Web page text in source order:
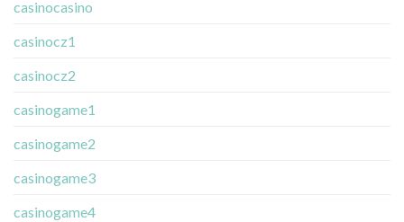
casinocasino
casinocz1
casinocz2
casinogame1
casinogame2
casinogame3
casinogame4